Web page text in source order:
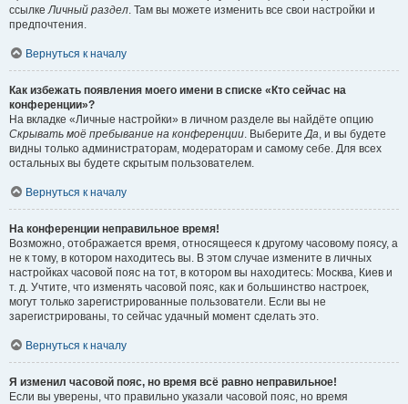
ссылкеЛичный раздел. Там вы можете изменить все свои настройки и
предпочтения.
Вернуться к началу
Как избежать появления моего имени в списке «Кто сейчас на
конференции»?
На вкладке «Личные настройки» в личном разделе вы найдёте опцию
Скрывать моё пребывание на конференции. ВыберитеДа, и вы будете
видны только администраторам, модераторам и самому себе. Для всех
остальных вы будете скрытым пользователем.
Вернуться к началу
На конференции неправильное время!
Возможно, отображается время, относящееся к другому часовому поясу, а
не к тому, в котором находитесь вы. В этом случае измените в личных
настройках часовой пояс на тот, в котором вы находитесь: Москва, Киев и
т. д. Учтите, что изменять часовой пояс, как и большинство настроек,
могут только зарегистрированные пользователи. Если вы не
зарегистрированы, то сейчас удачный момент сделать это.
Вернуться к началу
Я изменил часовой пояс, но время всё равно неправильное!
Если вы уверены, что правильно указали часовой пояс, но время